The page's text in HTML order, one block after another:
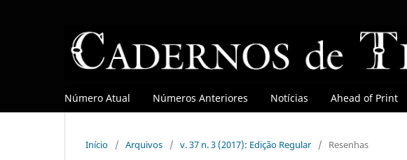
Número Atual Números Anteriores Notícias Ahead of Print
Início / Arquivos / v. 37 n. 3 (2017): Edição Regular / Resenhas